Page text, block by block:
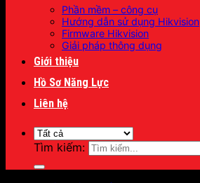
Phần mềm – công cụ
Hướng dẫn sử dụng Hikvision
Firmware Hikvision
Giải pháp thông dụng
Giới thiệu
Hồ Sơ Năng Lực
Liên hệ
Tìm kiếm: